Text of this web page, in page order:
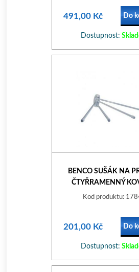
491,00 Kč Do
Dostupnost:
BENCO SUŠÁK NA
ČTYŘRAMENNÝ
Kod produktu:
201,00 Kč Do
Dostupnost: